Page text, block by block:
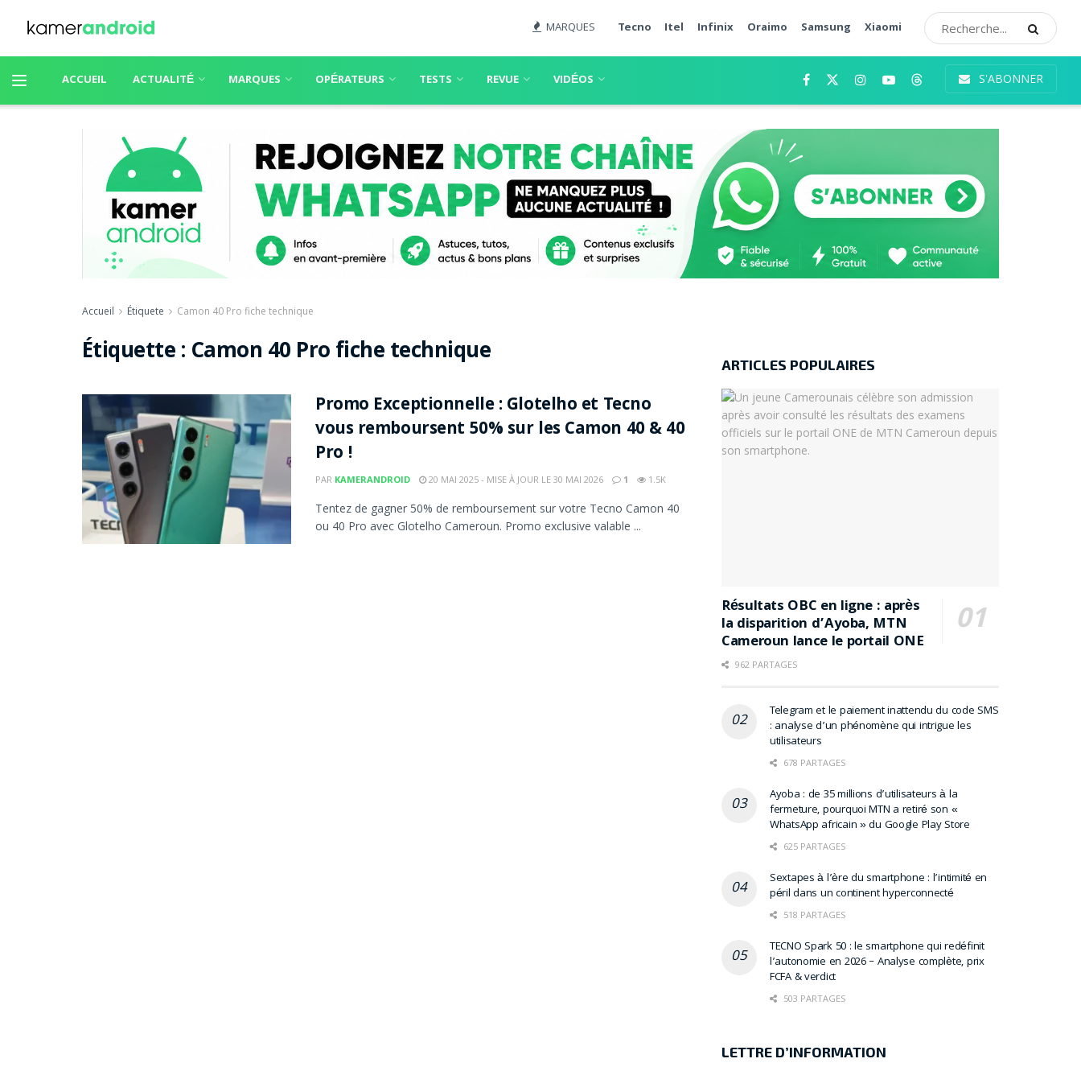
MARQUES Tecno Itel Infinix Oraimo Samsung Xiaomi
ACCUEIL ACTUALITÉ MARQUES OPÉRATEURS TESTS REVUE VIDÉOS S'ABONNER
Accueil Étiquete Camon 40 Pro fiche technique
Étiquette : Camon 40 Pro fiche technique
Promo Exceptionnelle : Glotelho et Tecno
vous remboursent 50% sur les Camon 40 & 40
Pro !
PAR KAMERANDROID 20 MAI 2025 - MISE À JOUR LE 30 MAI 2026 1 1.5K
Tentez de gagner 50% de remboursement sur votre Tecno Camon 40
ou 40 Pro avec Glotelho Cameroun. Promo exclusive valable ...
ARTICLES POPULAIRES
Résultats OBC en ligne : après
la disparition d’Ayoba, MTN
Cameroun lance le portail ONE
962 PARTAGES
Telegram et le paiement inattendu du code SMS
: analyse d’un phénomène qui intrigue les
utilisateurs
678 PARTAGES
Ayoba : de 35 millions d’utilisateurs à la
fermeture, pourquoi MTN a retiré son «
WhatsApp africain » du Google Play Store
625 PARTAGES
Sextapes à l’ère du smartphone : l’intimité en
péril dans un continent hyperconnecté
518 PARTAGES
TECNO Spark 50 : le smartphone qui redéfinit
l’autonomie en 2026 – Analyse complète, prix
FCFA & verdict
503 PARTAGES
LETTRE D’INFORMATION